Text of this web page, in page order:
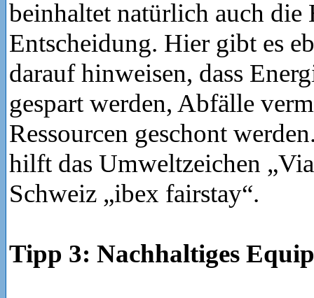
beinhaltet natürlich auch die
Entscheidung. Hier gibt es
darauf hinweisen, dass
gespart werden, Abfälle
Ressourcen geschont
hilft das Umweltzeichen
Schweiz „ibex fairstay“.
Tipp 3: Nachhaltiges